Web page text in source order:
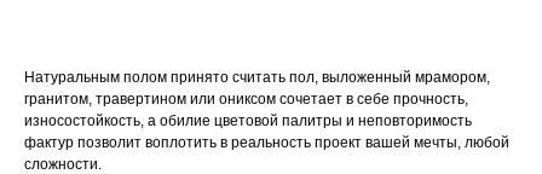
Казахстан, Алматы, ул Султана Бейбарыса,
32
Натуральным полом принято считать пол, выложенный мрамором,
гранитом, травертином или ониксом сочетает в себе прочность,
износостойкость, а обилие цветовой палитры и неповторимость
фактур позволит воплотить в реальность проект вашей мечты, любой
сложности.